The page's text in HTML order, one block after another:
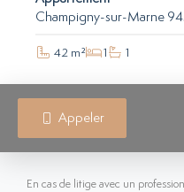
Champigny-sur-Marne
42 m² 1 1
Appeler
En cas de litige avec un